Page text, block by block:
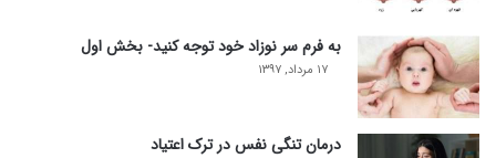
به فرم سر نوزاد خود توجه کنید- بخش اول
۱۷ مرداد, ۱۳۹۷
درمان تنگی نفس در ترک اعتیاد